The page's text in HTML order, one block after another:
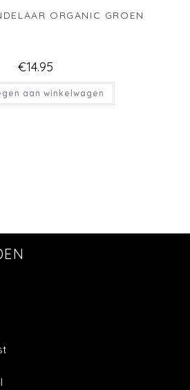
ORGANIC GROEN
€14.95
aan winkelwagen